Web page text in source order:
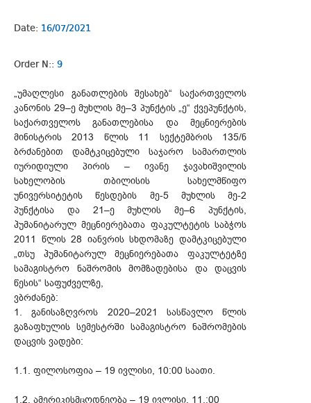
Date: 16/07/2021
Order N:: 9
„უმაღლესი განათლების შესახებ“ საქართველოს
კანონის 29–ე მუხლის მე–3 პუნქტის „ე“ ქვეპუნქტის,
საქართველოს განათლებისა და მეცნიერების
მინისტრის 2013 წლის 11 სექტემბრის 135/ნ
ბრძანებით დამტკიცებული საჯარო სამართლის
იურიდიული პირის – ივანე ჯავახიშვილის
სახელობის თბილისის სახელმწიფო
უნივერსიტეტის წესდების მე-5 მუხლის მე-2
პუნქტისა და 21–ე მუხლის მე–6 პუნქტის,
ჰუმანიტარულ მეცნიერებათა ფაკულტეტის საბჭოს
2011 წლის 28 იანვრის სხდომაზე დამტკიცებული
„თსუ ჰუმანიტარულ მეცნიერებათა ფაკულტეტზე
სამაგისტრო ნაშრომის მომზადებისა და დაცვის
წესის“ საფუძველზე,
ვბრძანებ:
1. განისაზღვროს 2020–2021 სასწავლო წლის
გაზაფხულის სემესტრში სამაგისტრო ნაშრომების
დაცვის ვადები:
1.1. ფილოსოფია – 19 ივლისი, 10:00 საათი.
1.2. ამერიკისმცოდნეობა – 19 ივლისი, 11.:00